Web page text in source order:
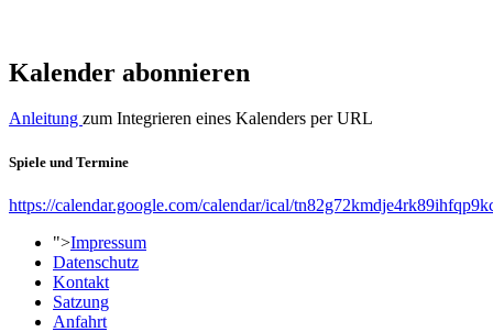
Kalender abonnieren
Anleitung zum Integrieren eines Kalenders per URL
Spiele und Termine
https://calendar.google.com/calendar/ical/
">Impressum
Datenschutz
Kontakt
Satzung
Anfahrt